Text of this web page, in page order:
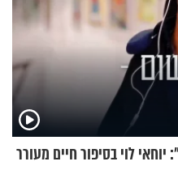
לוי בסיפור חיים מעורר